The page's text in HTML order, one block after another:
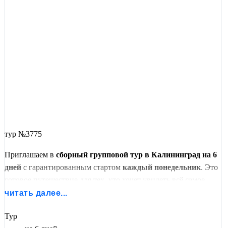
тур №3775
Приглашаем в сборный групповой тур в Калининград на 6
дней с гарантированным стартом каждый понедельник. Это
готовое путешествие для тех, кто хочет увидеть всё самое
важное в компании опытного гида и единомышленников.
гарантированно состоится в указанную дату.
читать далее...
Тур